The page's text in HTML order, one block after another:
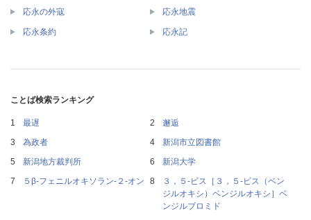
応永の外寇 応永地震
応永条約 応永記
ことば検索ランキング
最遅
邂逅
為政者
新潟市立図書館
新潟地方裁判所
新潟大学
５β‐フェニルオキソラン‐２‐オン
３，５‐ビス［３，５‐ビス（ベン
ジルオキシ）ベンジルオキシ］ベ
ンジルブロミド